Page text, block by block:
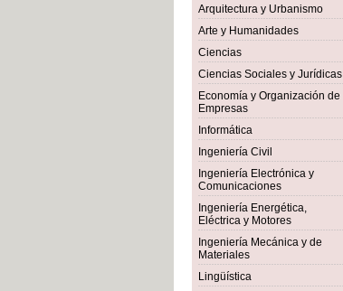
Arquitectura y Urbanismo
Arte y Humanidades
Ciencias
Ciencias Sociales y Jurídicas
Economía y Organización de
Empresas
Informática
Ingeniería Civil
Ingeniería Electrónica y
Comunicaciones
Ingeniería Energética,
Eléctrica y Motores
Ingeniería Mecánica y de
Materiales
Lingüística